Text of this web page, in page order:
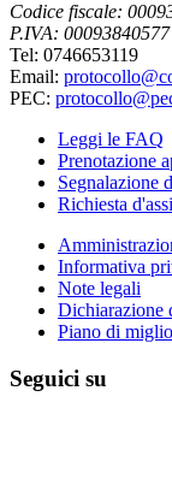
Codice fiscale:
P.IVA: 00093840577
Tel: 0746653119
Email:
PEC:
Leggi le FAQ
Prenotazione
Segnalazione
Richiesta
Informativa
Note legali
Dichiarazione
Piano di
Seguici su